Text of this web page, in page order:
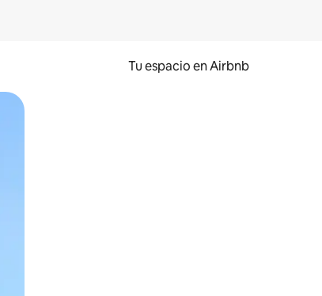
Tu espacio en Airbnb